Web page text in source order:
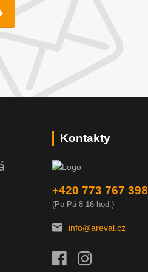
Kontakty
+420 773 767 398
(Po-Pá 8-16 hod.)
info@areval.cz